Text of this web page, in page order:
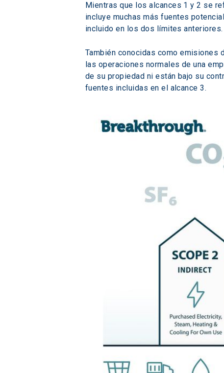
Mientras que los alcances 1 y 2 se
incluye muchas más fuentes
incluido en los dos límites anteriores.
También conocidas como emisiones
las operaciones normales de una
de su propiedad ni están bajo su
fuentes incluidas en el alcance 3.